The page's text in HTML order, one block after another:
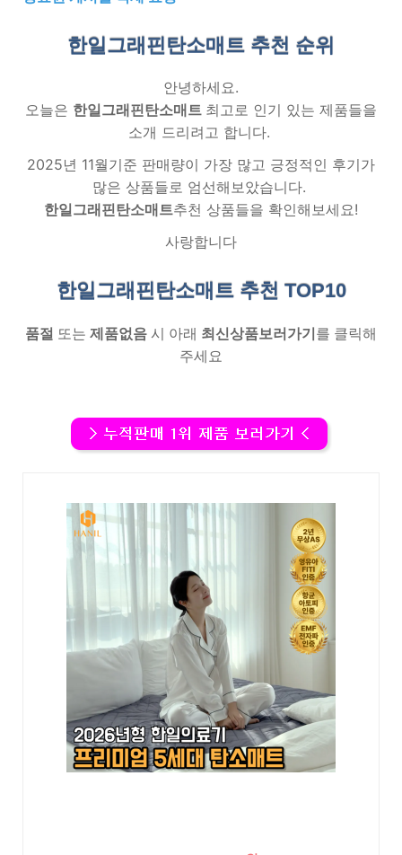
한일그래핀탄소매트 추천 순위
안녕하세요.
오늘은 한일그래핀탄소매트 최고로 인기 있는 제품들을
소개 드리려고 합니다.
2025년 11월기준 판매량이 가장 많고 긍정적인 후기가
많은 상품들로 엄선해보았습니다.
한일그래핀탄소매트추천 상품들을 확인해보세요!
사랑합니다
한일그래핀탄소매트 추천 TOP10
품절 또는 제품없음 시 아래 최신상품보러가기 를 클릭해
주세요